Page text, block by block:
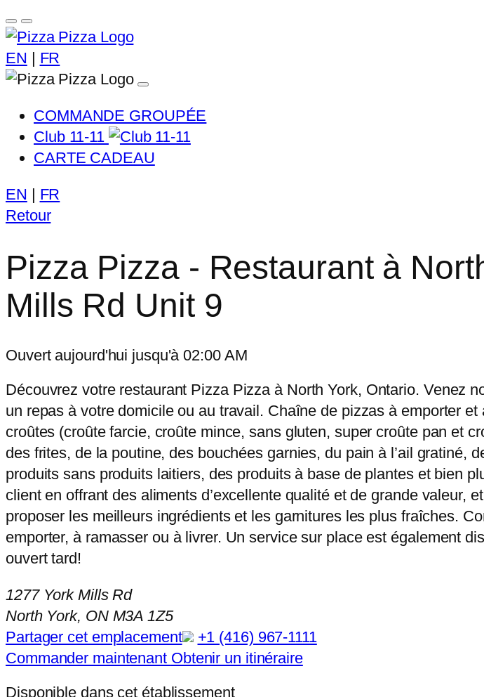
EN | FR
COMMANDE GROUPÉE
Club 11-11
CARTE CADEAU
EN | FR
Retour
Pizza Pizza - Restaurant à
Mills Rd Unit 9
Ouvert aujourd'hui jusqu'à 02:00 AM
Découvrez votre restaurant Pizza Pizza à North York, Ontario. Venez
un repas à votre domicile ou au travail. Chaîne de pizzas à emporter
croûtes (croûte farcie, croûte mince, sans gluten, super croûte pan et
des frites, de la poutine, des bouchées garnies, du pain à l’ail gratiné,
produits sans produits laitiers, des produits à base de plantes et bien
client en offrant des aliments d’excellente qualité et de grande
proposer les meilleurs ingrédients et les garnitures les plus fraîches.
emporter, à ramasser ou à livrer. Un service sur place est également
ouvert tard!
1277 York Mills Rd
North York, ON M3A 1Z5
Partager cet emplacement
+1 (416) 967-1111
Commander maintenant Obtenir un itinéraire
Disponible dans cet établissement